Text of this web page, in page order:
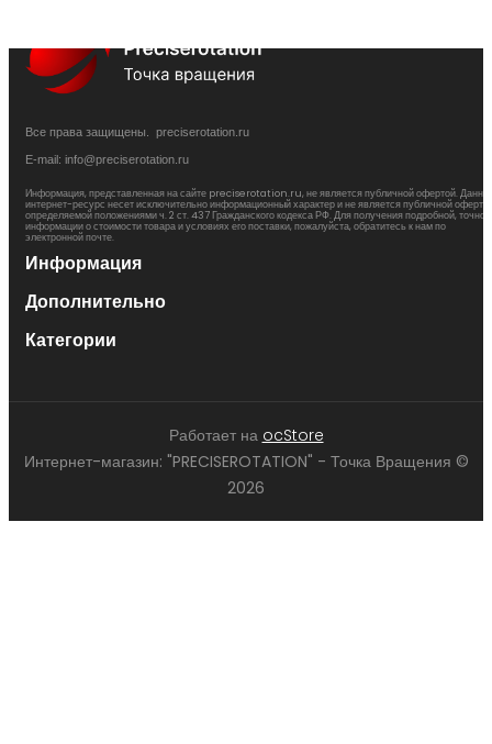
Все права защищены. preciserotation.ru
E-mail: info@preciserotation.ru
Информация, представленная на сайте preciserotation.ru, не является публичной офертой.
интернет-ресурс несет исключительно информационный характер и не является публичной
определяемой положениями ч. 2 ст. 437 Гражданского кодекса РФ. Для получения подробной, точной
информации о стоимости товара и условиях его поставки, пожалуйста, обратитесь к нам по
электронной почте.
Информация
Дополнительно
Категории
Работает на ocStore
Интернет-магазин: "PRECISEROTATION" - Точка Вращения ©
2026